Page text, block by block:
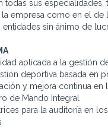
todas sus especialidades,
empresa como en el de
sin ánimo de
aplicada a la gestión
deportiva basada en
y mejora continua en
de Mando Integral
para la auditoría en